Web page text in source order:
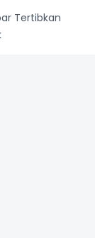
Tertibkan